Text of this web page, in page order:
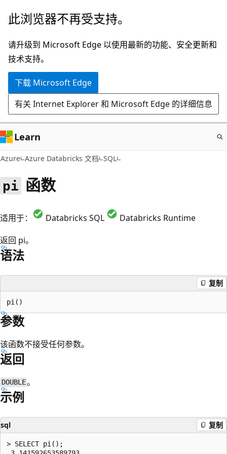
跳
主
要
内
此浏览器不再受支持。
请升级到 Microsoft Edge 以使用最新的功能、安全更新和
技术支持。
下载 Microsoft Edge
有关 Internet Explorer 和 Microsoft Edge 的详细信息
Learn
Azure Azure Databricks 文档 SQL
pi 函数
适用于： Databricks SQL
Databricks Runtime
返回 pi。
语法
复制
参数
该函数不接受任何参数。
返回
DOUBLE。
示例
sql 复制
> SELECT pi();